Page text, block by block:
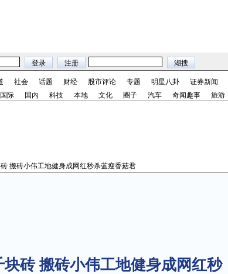
社会 话题 财经 股市评论 专题 明星八卦 证券新闻
国际 国内 科技 本地 文化 圈子 汽车 奇闻趣事 旅游
搬砖小伟工地健身成网红秒杀蓝瘦香菇君
块砖 搬砖小伟工地健身成网红秒